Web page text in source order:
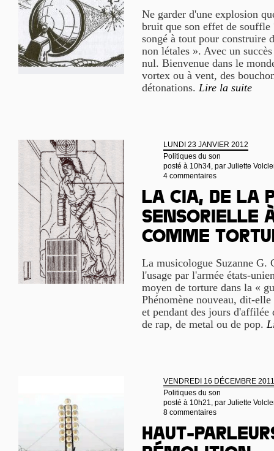
Ne garder d'une explosion
bruit que son effet de
songé à tout pour construire
non létales ». Avec un
nul. Bienvenue dans le
vortex ou à vent, des
détonations. Lire la suite
LUNDI 23 JANVIER 2012
Politiques du son
posté à 10h34, par Juliette
4 commentaires
La CIA, de la
sensorielle
comme
La musicologue Suzanne G.
l'usage par l'armée états-
moyen de torture dans la «
Phénomène nouveau, dit-
et pendant des jours d'affilée
de rap, de metal ou de pop.
VENDREDI 16 DÉCEMBRE 2011
Politiques du son
posté à 10h21, par Juliette
8 commentaires
Haut-